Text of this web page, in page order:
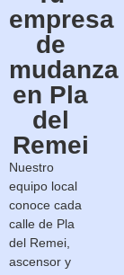
empresa
de
mudanza
en Pla
del
Remei
Nuestro
equipo local
conoce cada
calle de Pla
del Remei,
ascensor y